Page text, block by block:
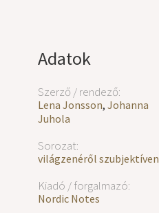
Adatok
Szerző / rendező:
Lena Jonsson, Johanna
Juhola
Sorozat:
világzenéről szubjektíven
Kiadó / forgalmazó:
Nordic Notes